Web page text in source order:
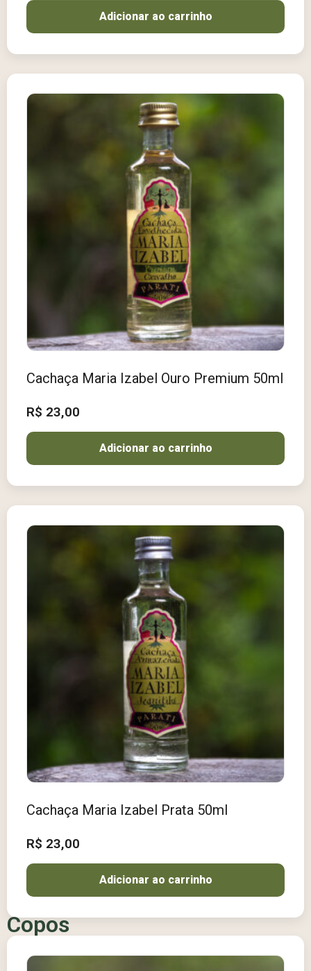
Adicionar ao carrinho
Cachaça Maria Izabel Ouro Premium 50ml
R$ 23,00
Adicionar ao carrinho
Cachaça Maria Izabel Prata 50ml
R$ 23,00
Adicionar ao carrinho
Copos